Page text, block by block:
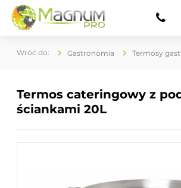
Gastronomia Termosy
Termos cateringowy z
ściankami 20L